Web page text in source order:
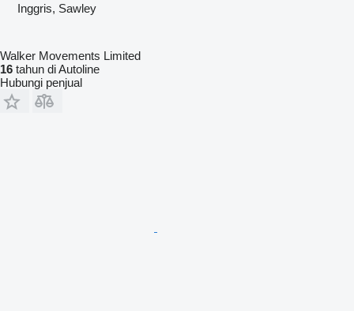
Inggris, Sawley
Walker Movements Limited
16 tahun di Autoline
Hubungi penjual